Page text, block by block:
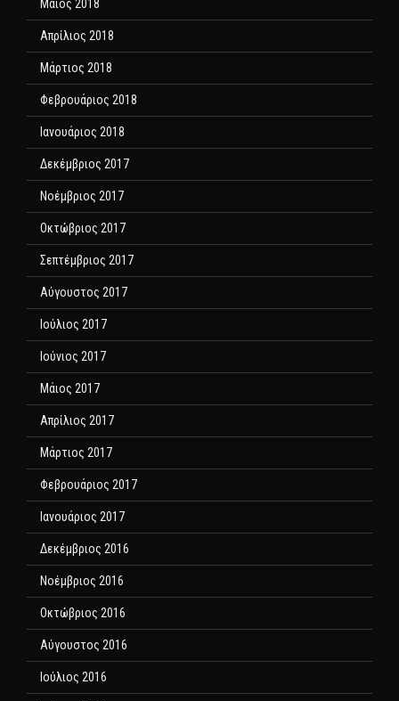
Μάιος 2018
Απρίλιος 2018
Μάρτιος 2018
Φεβρουάριος 2018
Ιανουάριος 2018
Δεκέμβριος 2017
Νοέμβριος 2017
Οκτώβριος 2017
Σεπτέμβριος 2017
Αύγουστος 2017
Ιούλιος 2017
Ιούνιος 2017
Μάιος 2017
Απρίλιος 2017
Μάρτιος 2017
Φεβρουάριος 2017
Ιανουάριος 2017
Δεκέμβριος 2016
Νοέμβριος 2016
Οκτώβριος 2016
Αύγουστος 2016
Ιούλιος 2016